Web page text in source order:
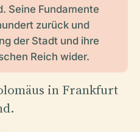
Seine Fundamente
zurück und
der Stadt und ihre
Reich wider.
in Frankfurt